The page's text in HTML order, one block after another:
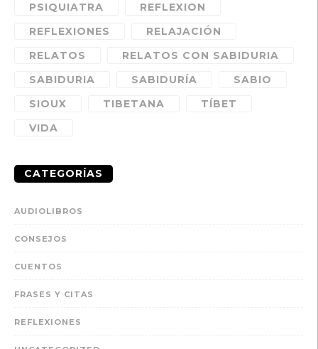
PSIQUIATRA
REFLEXION
REFLEXIONES
RELAJACIÓN
RELATOS
RELATOS CON SABIDURIA
SABIDURIA
SABIDURÍA
SABIO
SIOUX
TIBETANA
TÍBET
VIDA
CATEGORÍAS
AUDIOLIBROS
CONSEJOS
CUENTOS
FRASES Y CITAS
REFLEXIONES